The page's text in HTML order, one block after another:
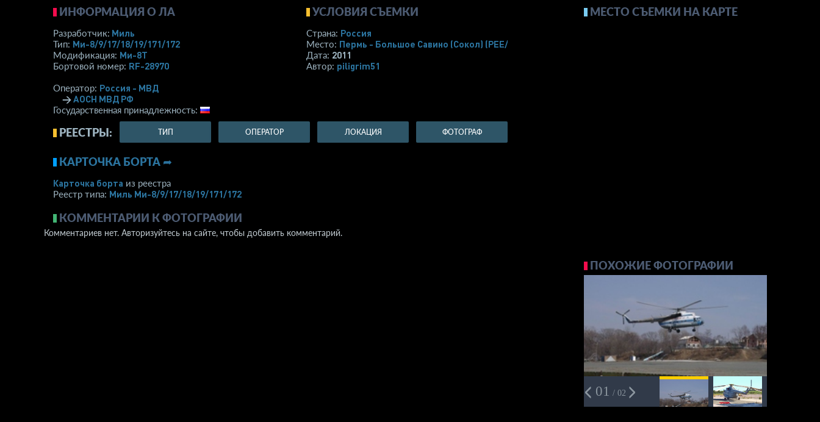
ИНФОРМАЦИЯ О ЛА
Разработчик: Миль
Тип: Ми-8/9/17/18/19/171/172
Модификация: Ми-8Т
Бортовой номер: RF-28970
Оператор: Россия - МВД
→АОСН МВД РФ
Государственная принадлежность:
УСЛОВИЯ СЪЕМКИ
Страна: Россия
Место: Пермь - Большое Савино (Сокол) (PEE/USPP)
Дата: 2011
Автор: piligrim51
РЕЕСТРЫ: ТИП ОПЕРАТОР ЛОКАЦИЯ ФОТОГРАФ
КАРТОЧКА БОРТА ➦
Карточка борта из реестра
Реестр типа: Миль Ми-8/9/17/18/19/171/172
КОММЕНТАРИИ К ФОТОГРАФИИ
Комментариев нет. Авторизуйтесь на сайте, чтобы добавить комментарий.
МЕСТО СЪЕМКИ НА КАРТЕ
ПОХОЖИЕ ФОТОГРАФИИ
01 / 02